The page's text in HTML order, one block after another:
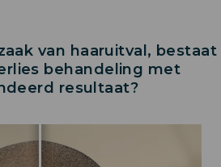
van haaruitval, bestaat
behandeling met
resultaat?